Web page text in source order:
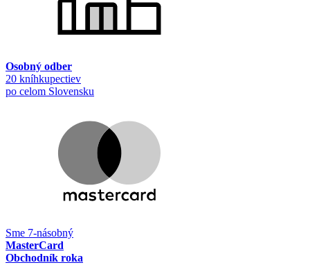
Osobný odber
20 kníhkupectiev
po celom Slovensku
Sme 7-násobný
MasterCard
Obchodník roka